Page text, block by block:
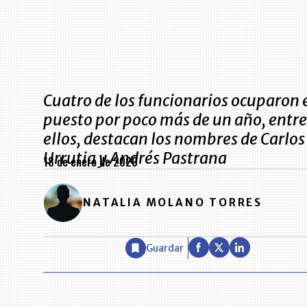
Cuatro de los funcionarios ocuparon
puesto por poco más de un año, entre
ellos, destacan los nombres de Carlos
Urrutia y Andrés Pastrana
18 de enero de 2020
NATALIA MOLANO TORRES
Guardar